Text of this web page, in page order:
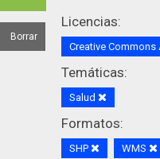
Borrar
Licencias:
Creative Commons
Temáticas:
Salud
Formatos:
SHP WMS